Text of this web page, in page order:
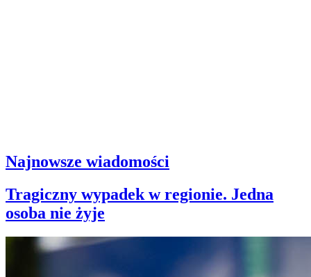
Najnowsze wiadomości
Tragiczny wypadek w regionie. Jedna
osoba nie żyje